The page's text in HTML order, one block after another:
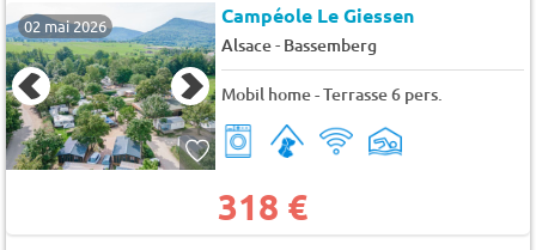
02 mai 2026 Campéole Le Giessen
Alsace- Bassemberg
Mobil home - Terrasse 6 pers.
318 €